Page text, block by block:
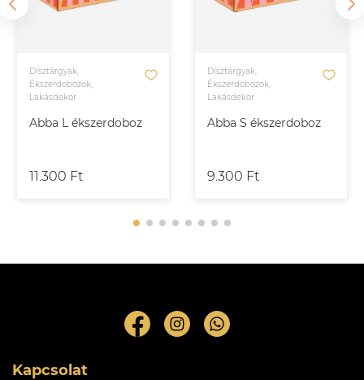
Abba L ékszerdoboz
Dísztárgyak,
Ékszerdobozok,
Lakásdekor
11.300 Ft
Abba S ékszerdoboz
Dísztárgyak,
Ékszerdobozok,
Lakásdekor
9.300 Ft
Kapcsolat